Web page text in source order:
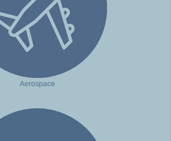
Aerospace